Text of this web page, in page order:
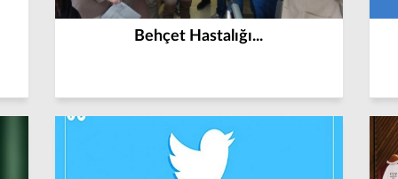
Behçet Hastalığı...